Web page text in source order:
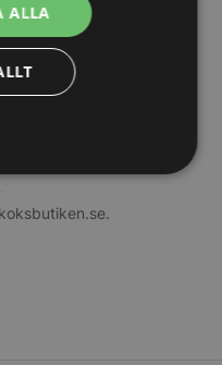
.
ALLA
Inriktning